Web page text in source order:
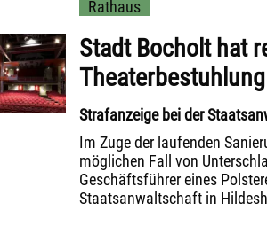
Rathaus
Stadt Bocholt hat
Strafanzeige bei der
Im Zuge der laufenden
möglichen Fall von
Geschäftsführer eines
Staatsanwaltschaft in